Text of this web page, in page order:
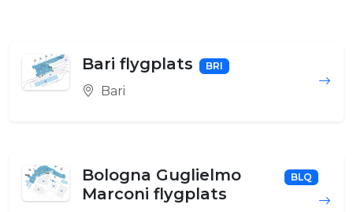
Bari flygplats BRI
Bari
Bologna Guglielmo
Marconi flygplats
BLQ